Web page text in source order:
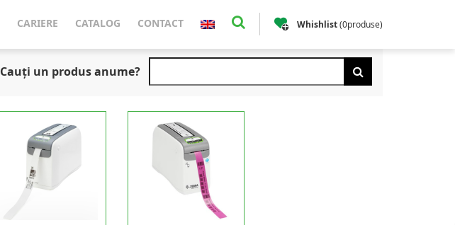
Whishlist(0produse)
CARIERE CATALOG CONTACT
Cauți un produs anume?